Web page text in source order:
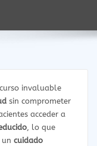
invaluable
sin comprometer
acceder a
, lo que
cuidado